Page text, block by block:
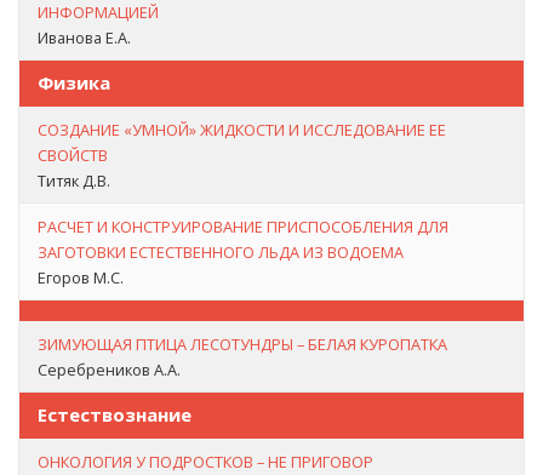
ИНФОРМАЦИЕЙ
Иванова Е.А.
Физика
СОЗДАНИЕ «УМНОЙ» ЖИДКОСТИ И ИССЛЕДОВАНИЕ ЕЕ
СВОЙСТВ
Титяк Д.В.
РАСЧЕТ И КОНСТРУИРОВАНИЕ ПРИСПОСОБЛЕНИЯ ДЛЯ
ЗАГОТОВКИ ЕСТЕСТВЕННОГО ЛЬДА ИЗ ВОДОЕМА
Егоров М.С.
ЗИМУЮЩАЯ ПТИЦА ЛЕСОТУНДРЫ – БЕЛАЯ КУРОПАТКА
Серебреников А.А.
Естествознание
ОНКОЛОГИЯ У ПОДРОСТКОВ – НЕ ПРИГОВОР